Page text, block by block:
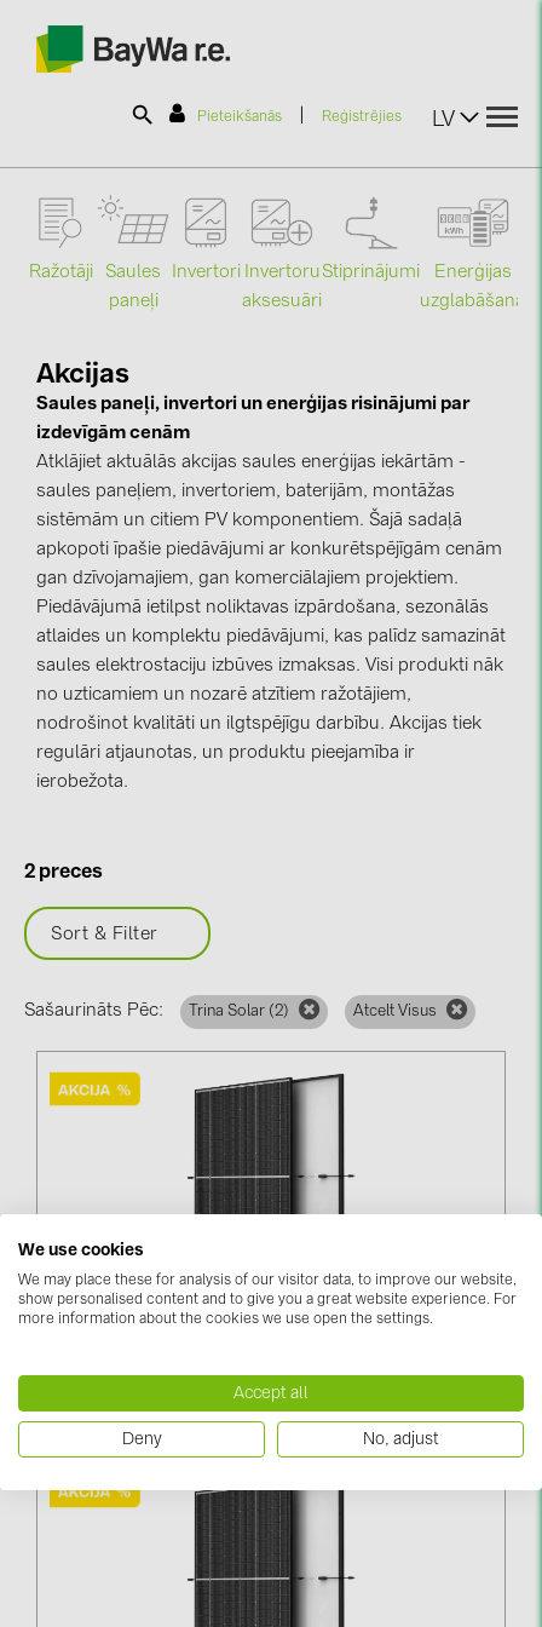
Pieteikšanās Reģistrējies LV
SOLAR-PLANIT
Informācija
Jaunumi
Katalogi
kontakti
KATEGORIJAS
Saules paneļi (19)
Invertori (105)
Invertoru aksesuāri (84)
E-Mobilitāte (19)
Instalācijas (87)
ABB (21)
AIKO Solar (2)
BAKS (51)
FRONIUS (42)
GROMTOR (32)
GoodWe (40)
LONGi Solar (5)
Ražotāji
Saules
paneļi
Invertori Invertoru
aksesuāri
Stiprinājumi
Enerģijas
uzglabāšana
Akcijas
Saules paneļi, invertori un enerģijas risinājumi par
izdevīgām cenām
Atklājiet aktuālās akcijas saules enerģijas iekārtām -
saules paneļiem, invertoriem, baterijām, montāžas
sistēmām un citiem PV komponentiem. Šajā sadaļā
apkopoti īpašie piedāvājumi ar konkurētspējīgām cenām
gan dzīvojamajiem, gan komerciālajiem projektiem.
Piedāvājumā ietilpst noliktavas izpārdošana, sezonālās
atlaides un komplektu piedāvājumi, kas palīdz samazināt
saules elektrostaciju izbūves izmaksas. Visi produkti nāk
no uzticamiem un nozarē atzītiem ražotājiem,
nodrošinot kvalitāti un ilgtspējīgu darbību. Akcijas tiek
regulāri atjaunotas, un produktu pieejamība ir
ierobežota.
2 preces
Sort & Filter
Sašaurināts Pēc: Trina Solar (2) Atcelt Visus
Trina Vertex S+ 465W / N-Type, Black Frame, DG
Piesakieties, lai redzētu cenas
We use cookies
We may place these for analysis of our visitor data, to improve our website,
show personalised content and to give you a great website experience. For
more information about the cookies we use open the settings.
Accept all
Deny No, adjust